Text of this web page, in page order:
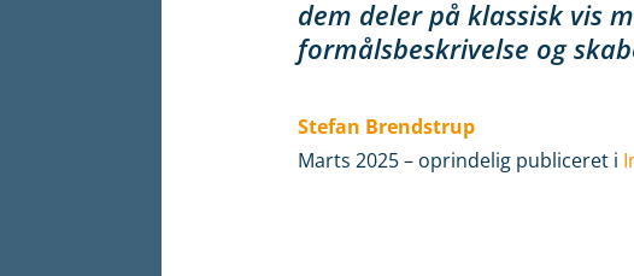
dem deler på klassisk vis
formålsbeskrivelse og
Stefan Brendstrup
Marts 2025 – oprindelig publiceret i